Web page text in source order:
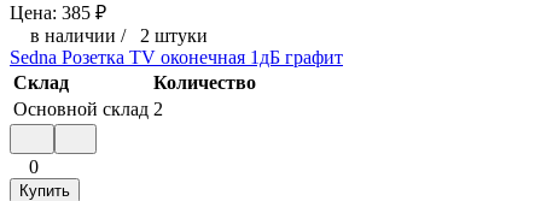
Цена: 385 ₽
в наличии / 2 штуки
Sedna Розетка TV оконечная 1дБ графит
Склад
Количество
Основной склад 2
0
Купить